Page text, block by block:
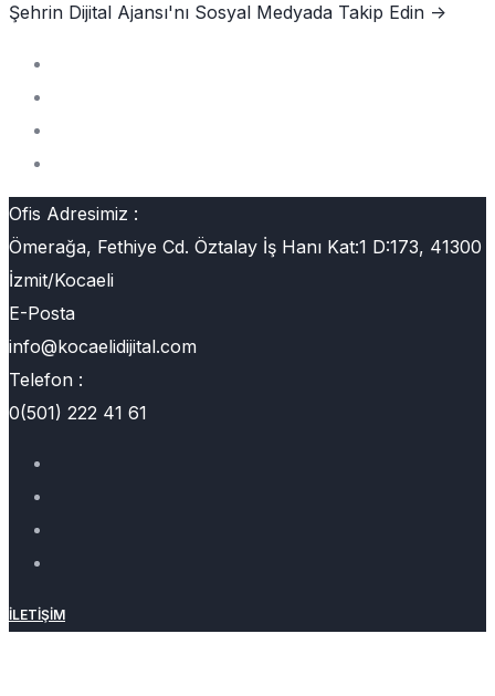
Şehrin Dijital Ajansı'nı Sosyal Medyada Takip Edin ->
Ofis Adresimiz :
Ömerağa, Fethiye Cd. Öztalay İş Hanı Kat:1 D:173, 41300
İzmit/Kocaeli
E-Posta
info@kocaelidijital.com
Telefon :
0(501) 222 41 61
İLETIŞIM